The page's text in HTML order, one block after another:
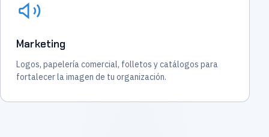
Marketing
Logos, papelería comercial, folletos y catálogos para
fortalecer la imagen de tu organización.